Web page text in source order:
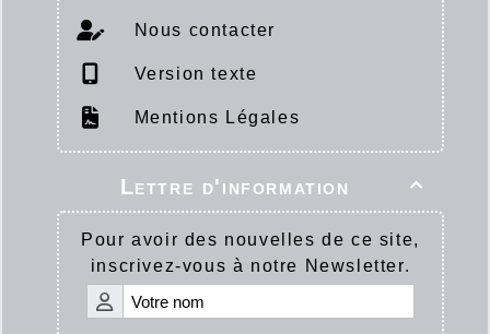
Nous contacter
Version texte
Mentions Légales

Lettre d'information
Pour avoir des nouvelles de ce site,
inscrivez-vous à notre Newsletter.